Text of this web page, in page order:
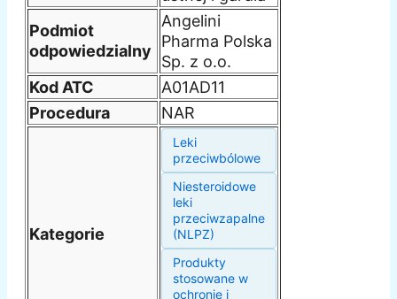
Podmiot
odpowiedzialny
Angelini
Pharma Polska
Sp. z o.o.
Kod ATC
A01AD11
Procedura
NAR
Kategorie
Leki
przeciwbólowe
Niesteroidowe
leki
przeciwzapalne
(NLPZ)
Produkty
stosowane w
ochronie i